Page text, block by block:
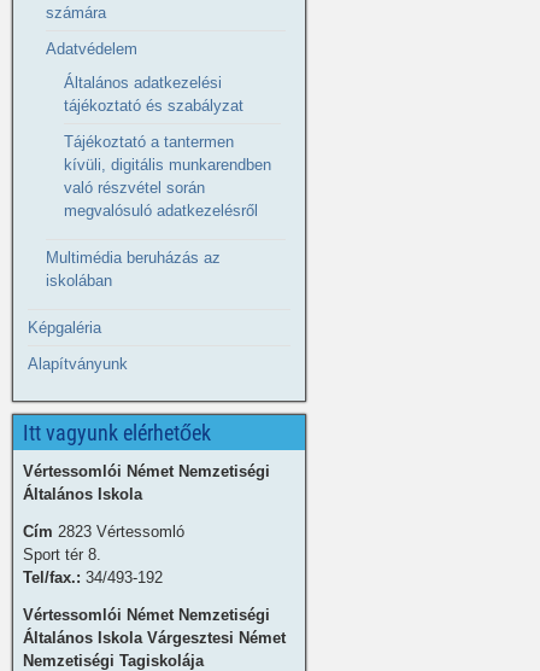
számára
Adatvédelem
Általános adatkezelési
tájékoztató és szabályzat
Tájékoztató a tantermen
kívüli, digitális munkarendben
való részvétel során
megvalósuló adatkezelésről
Multimédia beruházás az
iskolában
Képgaléria
Alapítványunk
Itt vagyunk elérhetőek
Vértessomlói Német Nemzetiségi
Általános Iskola
Cím 2823 Vértessomló
Sport tér 8.
Tel/fax.: 34/493-192
Vértessomlói Német Nemzetiségi
Általános Iskola Várgesztesi Német
Nemzetiségi Tagiskolája